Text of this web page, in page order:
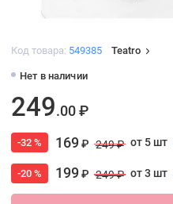
Код товара: 549385 Teatro
Нет в наличии
249.00 ₽
-32 % 169₽ 249 ₽ от 5 шт
-20 % 199₽ 249 ₽ от 3 шт